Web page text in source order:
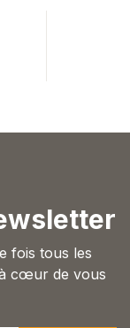
fois tous les
cœur de vous